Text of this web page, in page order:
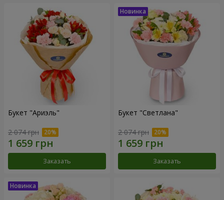
Букет "Ариэль"
2 074 грн
Заказать
Букет "Светлана"
2 074 грн
Заказать